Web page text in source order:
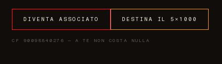
DIVENTA ASSOCIATO DESTINA IL 5×1000
CF 90098840276 — A TE NON COSTA NULLA